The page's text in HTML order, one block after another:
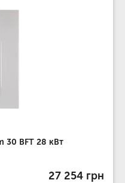
30 BFT 28 кВт
27 254 грн